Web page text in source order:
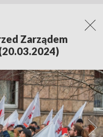
Zarządem